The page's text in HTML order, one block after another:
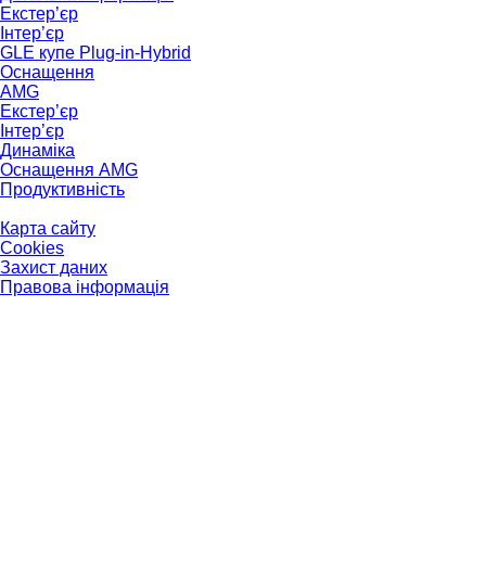
Екстер’єр
Інтер’єр
GLE купе Plug-in-Hybrid
Оснащення
AMG
Екстер’єр
Інтер’єр
Динаміка
Оснащення AMG
Продуктивність
Карта сайту
Cookies
Захист даних
Правова інформація